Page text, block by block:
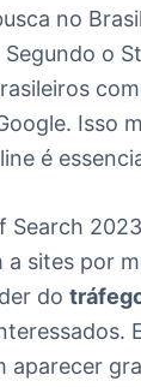
no
o
Isso
é
Search
a sites por
do
aparecer